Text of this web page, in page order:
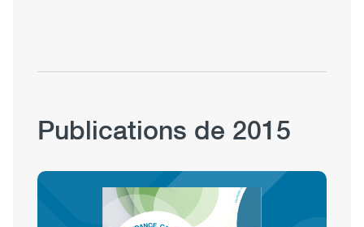
Publications de 2015
Image